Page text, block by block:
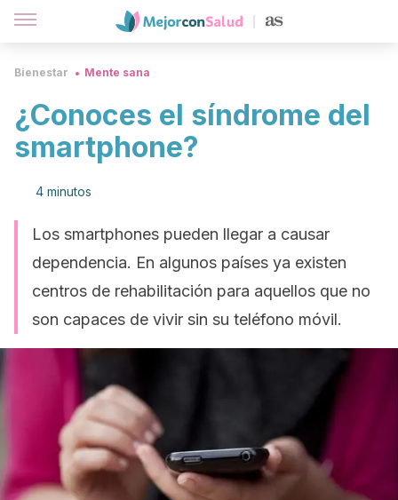
Bienestar Mente sana
¿Conoces el síndrome del
smartphone?
4 minutos
Los smartphones pueden llegar a causar
dependencia. En algunos países ya existen
centros de rehabilitación para aquellos que no
son capaces de vivir sin su teléfono móvil.